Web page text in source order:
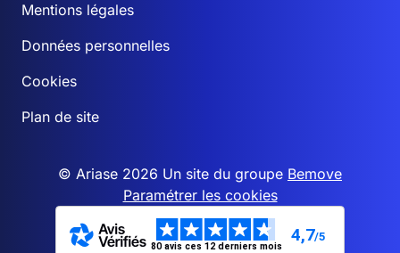
Mentions légales
Données personnelles
Cookies
Plan de site
© Ariase 2026 Un site du groupe Bemove
Paramétrer les cookies
80 avis ces 12 derniers mois
4,7/5